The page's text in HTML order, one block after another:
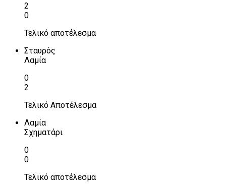
2
0
Τελικό αποτέλεσμα
Σταυρός
Λαμία
0
2
Τελικό Αποτέλεσμα
Λαμία
Σχηματάρι
0
0
Τελικό αποτέλεσμα